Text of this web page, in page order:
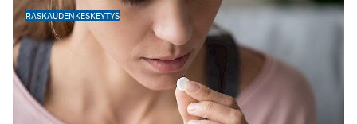
RASKAUDENKESKEYTYS